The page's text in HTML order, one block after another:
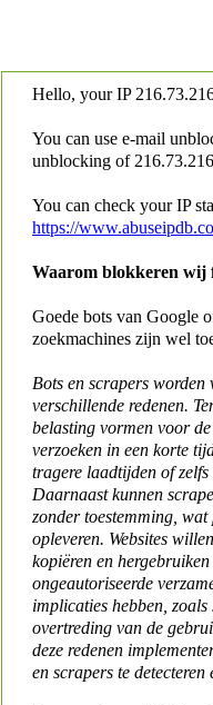
Hello, your IP
You can use e-mail
unblocking of
You can check your IP
https://
Waarom blokkeren wij
Goede bots van Google
zoekmachines zijn wel
Bots en scrapers worden
verschillende redenen.
belasting vormen voor
verzoeken in een korte
tragere laadtijden of
Daarnaast kunnen
zonder toestemming,
opleveren. Websites
kopiëren en
ongeautoriseerde
implicaties hebben,
overtreding van de
deze redenen
en scrapers te detecteren